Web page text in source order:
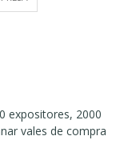
expositores, 2000
vales de compra